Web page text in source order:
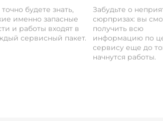
будете знать,
именно запасные
и работы входят в
сервисный пакет.
Забудьте о
сюрпризах: вы
получить всю
информацию по
сервису еще до
начнутся работы.